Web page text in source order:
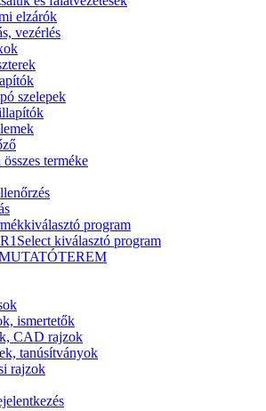
elzárók
vezérlés
szelepek
terméke
program
kiválasztó program
ismertetők
CAD rajzok
tanúsítványok
rajzok